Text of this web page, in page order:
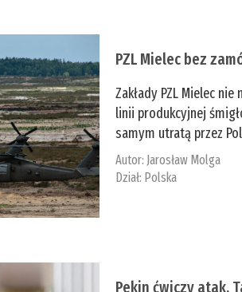
PZL Mielec bez
Zakłady PZL Mielec
linii produkcyjnej
samym utratą przez
Autor: Jarosław Molga
Dział: Polska
Pekin ćwiczy atak,